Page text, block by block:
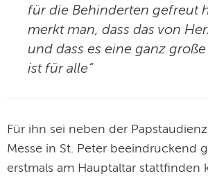
für die Behinderten gefreut
merkt man, dass das von
und dass es eine ganz
ist für alle“
Für ihn sei neben der
Messe in St. Peter beeindruckend
erstmals am Hauptaltar stattfinden